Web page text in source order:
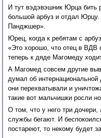
И тут вэдэвэшник Юрца бить
большой арбуз и отдал
Панджшер».
Юрец, когда к ребятам с
«Это хорошо, что отец в
теперь к дяде Магомеду
А Магомед совсем другие
думал об
они перехватывали и
такие вот мальчишки росли
О том, что у него три
службы бегают. И
постареют, то некому будет